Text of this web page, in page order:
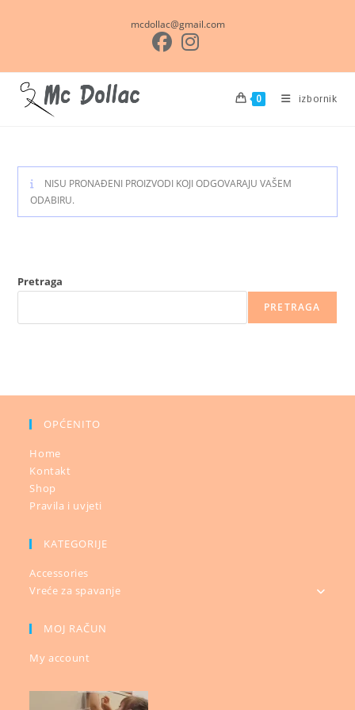
mcdollac@gmail.com
0 izbornik
NISU PRONAĐENI PROIZVODI KOJI ODGOVARAJU VAŠEM
ODABIRU.
Pretraga
PRETRAGA
OPĆENITO
Home
Kontakt
Shop
Pravila i uvjeti
KATEGORIJE
Accessories
Vreće za spavanje
MOJ RAČUN
My account